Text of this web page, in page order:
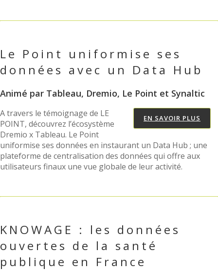
Le Point uniformise ses
données avec un Data Hub
Animé par Tableau, Dremio, Le Point et Synaltic
EN SAVOIR PLUS
A travers le témoignage de LE
POINT, découvrez l’écosystème
Dremio x Tableau. Le Point
uniformise ses données en instaurant un Data Hub ; une
plateforme de centralisation des données qui offre aux
utilisateurs finaux une vue globale de leur activité.
KNOWAGE : les données
ouvertes de la santé
publique en France